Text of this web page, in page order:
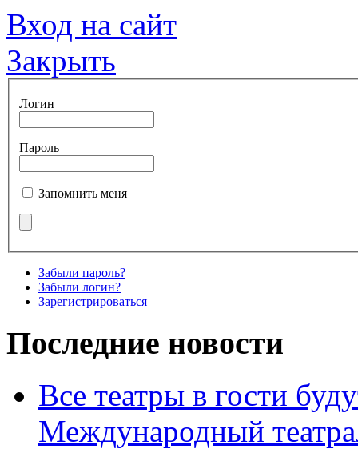
Вход на сайт
Закрыть
Логин
Пароль
Запомнить меня
Забыли пароль?
Забыли логин?
Зарегистрироваться
Последние новости
Все театры в гости
Международный